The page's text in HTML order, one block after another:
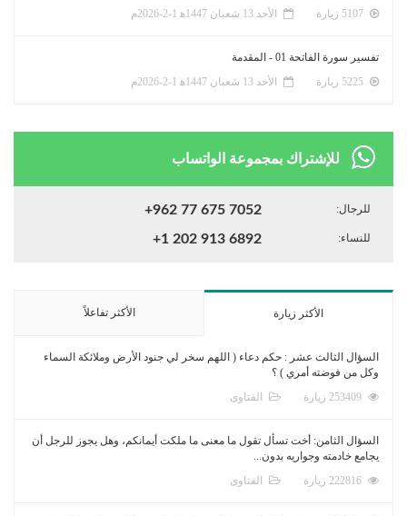
الأحد 13 شعبان 1447ﻫ 1-2-2026م
تفسير سورة الفاتحة 01 - المقدمة
الأحد 13 شعبان 1447ﻫ 1-2-2026م
للإشتراك بمجموعة الواتساب
للرجال: +962 77 675 7052
للنساء: +1 202 913 6892
الأكثر زيارة الأكثر تفاعلاً
السؤال الثالث عشر : حكم دعاء ( اللهم سخر لي جنود الأرض وملائكة السماء
وكل من فوضته أمري ) ؟
الفتاوى
السؤال الثامن: أخت تسأل تقول ما معنى ما ملكت أيمانكم، وهل يجوز للرجل أن
يجامع خادمته وجواريه بدون...
الفتاوى